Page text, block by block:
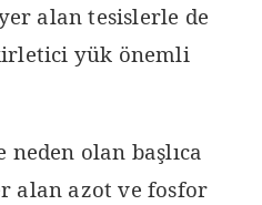
alan tesislerle de
yük önemli
olan başlıca
alan azot ve fosfor